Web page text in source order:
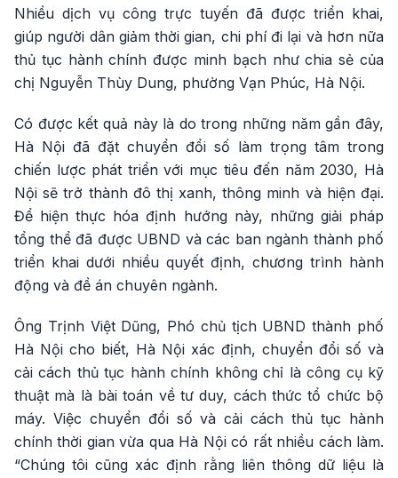
Nhiều dịch vụ công trực tuyến đã được triển khai,
giúp người dân giảm thời gian, chi phí đi lại và hơn nữa
thủ tục hành chính được minh bạch như chia sẻ của
chị Nguyễn Thùy Dung, phường Vạn Phúc, Hà Nội.
Có được kết quả này là do trong những năm gần đây,
Hà Nội đã đặt chuyển đổi số làm trọng tâm trong
chiến lược phát triển với mục tiêu đến năm 2030, Hà
Nội sẽ trở thành đô thị xanh, thông minh và hiện đại.
Để hiện thực hóa định hướng này, những giải pháp
tổng thể đã được UBND và các ban ngành thành phố
triển khai dưới nhiều quyết định, chương trình hành
động và đề án chuyên ngành.
Ông Trịnh Việt Dũng, Phó chủ tịch UBND thành phố
Hà Nội cho biết, Hà Nội xác định, chuyển đổi số và
cải cách thủ tục hành chính không chỉ là công cụ kỹ
thuật mà là bài toán về tư duy, cách thức tổ chức bộ
máy. Việc chuyển đổi số và cải cách thủ tục hành
chính thời gian vừa qua Hà Nội có rất nhiều cách làm.
“Chúng tôi cũng xác định rằng liên thông dữ liệu là